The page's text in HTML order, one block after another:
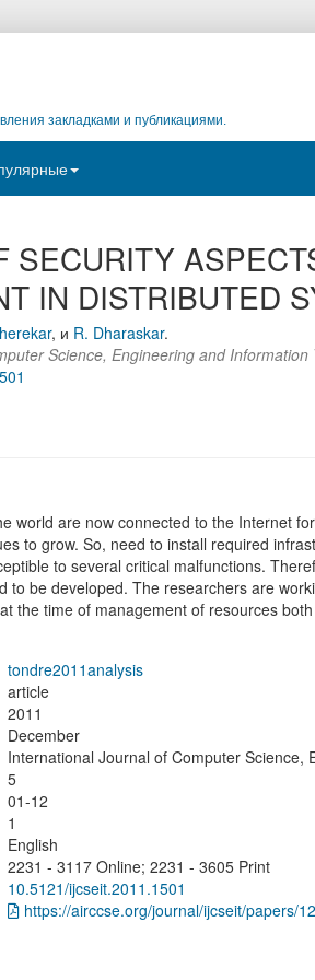
закладками и публикациями.
SECURITY
IN DISTRIBUTED
, и R. Dharaskar.
Science, Engineering and Information
world are now connected to the Internet
to grow. So, need to install required
to several critical malfunctions.
to be developed. The researchers are
the time of management of resources
tondre2011analysis
article
2011
December
International Journal of Computer Science,
5
01-12
1
English
2231 - 3117 Online; 2231 - 3605 Print
10.5121/ijcseit.2011.1501
https://airccse.org/journal/ijcseit/papers/